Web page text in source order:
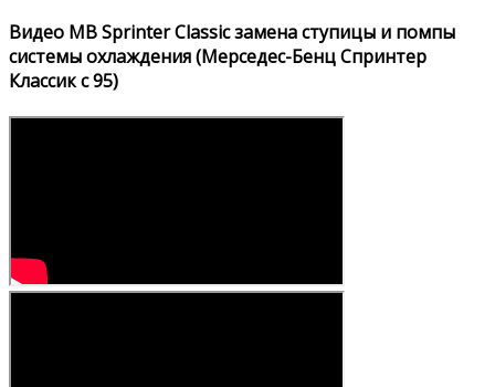
Видео MB Sprinter Classic замена ступицы и помпы
системы охлаждения (Мерседес-Бенц Спринтер
Классик с 95)